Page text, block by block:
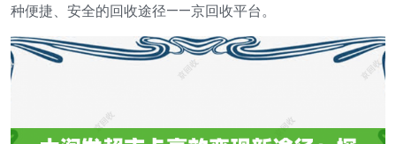
种便捷、安全的回收途径——京回收平台。